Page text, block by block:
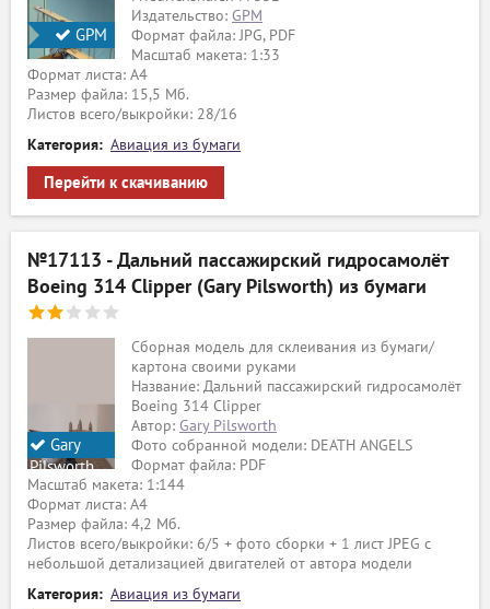
GPM
Издательство: GPM
Формат файла: JPG, PDF
Масштаб макета: 1:33
Формат листа: А4
Размер файла: 15,5 Мб.
Листов всего/выкройки: 28/16
Категория: Авиация из бумаги
Перейти к скачиванию
№17113 - Дальний пассажирский гидросамолёт
Boeing 314 Clipper (Gary Pilsworth) из бумаги
Gary
Pilsworth
Сборная модель для склеивания из бумаги/
картона своими руками
Название: Дальний пассажирский гидросамолёт
Boeing 314 Clipper
Автор: Gary Pilsworth
Фото собранной модели: DEATH ANGELS
Формат файла: PDF
Масштаб макета: 1:144
Формат листа: А4
Размер файла: 4,2 Мб.
Листов всего/выкройки: 6/5 + фото сборки + 1 лист JPEG с
небольшой детализацией двигателей от автора модели
Категория: Авиация из бумаги